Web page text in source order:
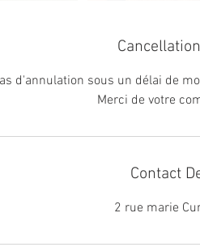
d'annulation sous un délai de
Merci de votre
Contact
2 rue marie